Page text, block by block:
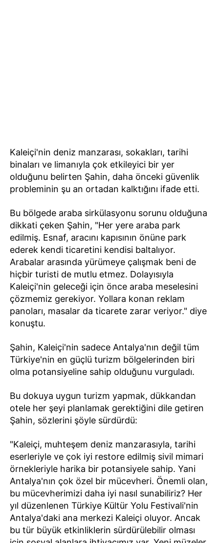
Kaleiçi'nin deniz manzarası, sokakları, tarihi
binaları ve limanıyla çok etkileyici bir yer
olduğunu belirten Şahin, daha önceki güvenlik
probleminin şu an ortadan kalktığını ifade etti.
Bu bölgede araba sirkülasyonu sorunu olduğuna
dikkati çeken Şahin, "Her yere araba park
edilmiş. Esnaf, aracını kapısının önüne park
ederek kendi ticaretini kendisi baltalıyor.
Arabalar arasında yürümeye çalışmak beni de
hiçbir turisti de mutlu etmez. Dolayısıyla
Kaleiçi'nin geleceği için önce araba meselesini
çözmemiz gerekiyor. Yollara konan reklam
panoları, masalar da ticarete zarar veriyor." diye
konuştu.
Şahin, Kaleiçi'nin sadece Antalya'nın değil tüm
Türkiye'nin en güçlü turizm bölgelerinden biri
olma potansiyeline sahip olduğunu vurguladı.
Bu dokuya uygun turizm yapmak, dükkandan
otele her şeyi planlamak gerektiğini dile getiren
Şahin, sözlerini şöyle sürdürdü:
"Kaleiçi, muhteşem deniz manzarasıyla, tarihi
eserleriyle ve çok iyi restore edilmiş sivil mimari
örnekleriyle harika bir potansiyele sahip. Yani
Antalya'nın çok özel bir mücevheri. Önemli olan,
bu mücevherimizi daha iyi nasıl sunabiliriz? Her
yıl düzenlenen Türkiye Kültür Yolu Festivali'nin
Antalya'daki ana merkezi Kaleiçi oluyor. Ancak
bu tür büyük etkinliklerin sürdürülebilir olması